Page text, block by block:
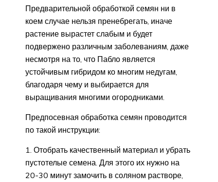
Предварительной обработкой семян ни в
коем случае нельзя пренебрегать, иначе
растение вырастет слабым и будет
подвержено различным заболеваниям, даже
несмотря на то, что Пабло является
устойчивым гибридом ко многим недугам,
благодаря чему и выбирается для
выращивания многими огородниками.
Предпосевная обработка семян проводится
по такой инструкции:
Отобрать качественный материал и убрать
пустотелые семена. Для этого их нужно на
20-30 минут замочить в соляном растворе,